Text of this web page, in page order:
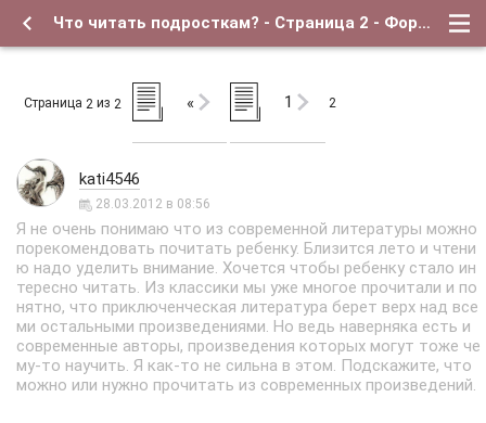
Что читать подросткам? - Страница 2 - Форум о детях и для их родителей
Страница 2 из 2 « 1 2
kati4546
28.03.2012 в 08:56
Я не очень понимаю что из современной литературы можно
порекомендовать почитать ребенку. Близится лето и чтени
ю надо уделить внимание. Хочется чтобы ребенку стало ин
тересно читать. Из классики мы уже многое прочитали и по
нятно, что приключенческая литература берет верх над все
ми остальными произведениями. Но ведь наверняка есть и
современные авторы, произведения которых могут тоже че
му-то научить. Я как-то не сильна в этом. Подскажите, что
можно или нужно прочитать из современных произведений.